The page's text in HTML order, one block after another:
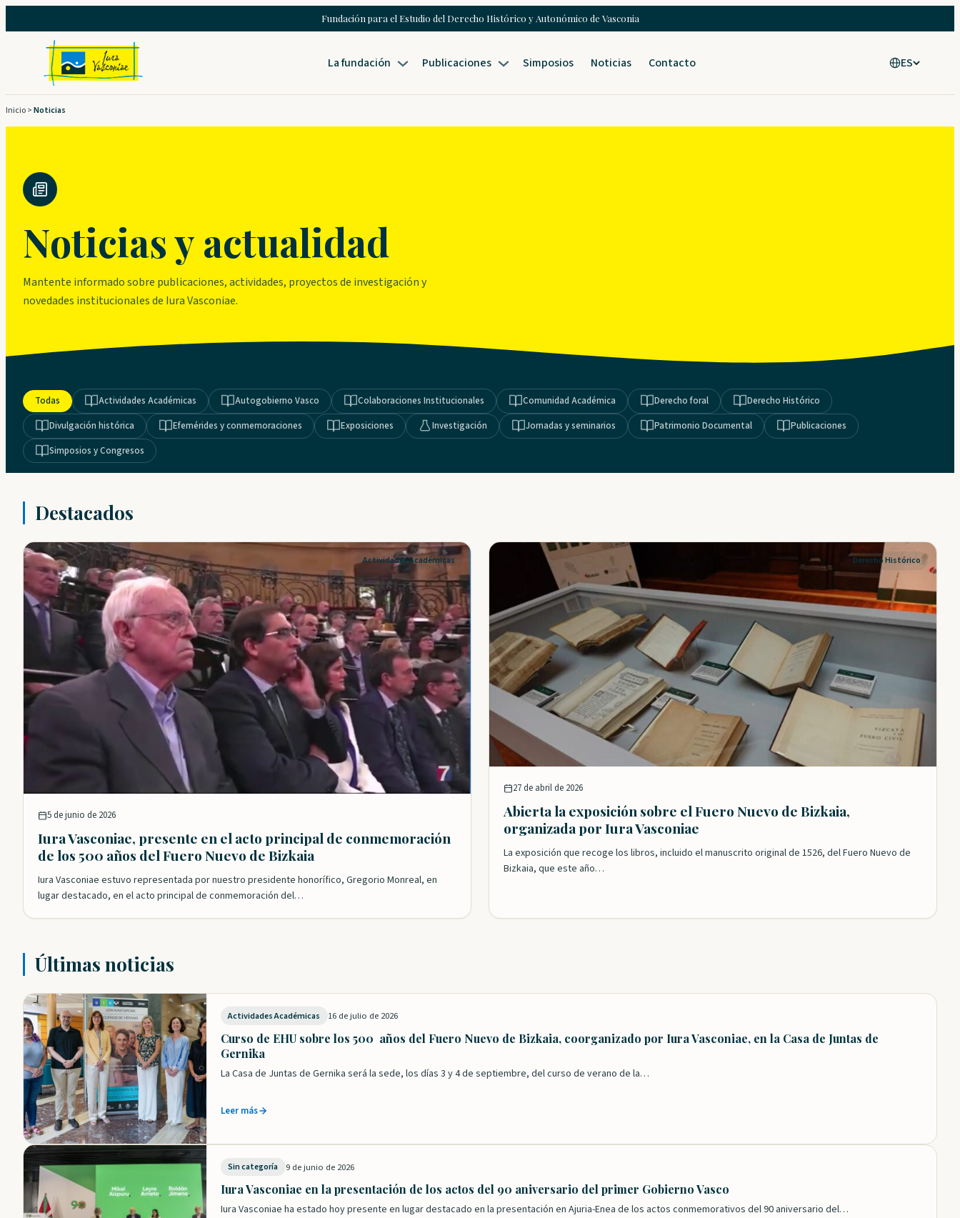
al
contenido
Fundación para el Estudio del Derecho Histórico y Autonómico de Vasconia
La fundación Publicaciones Simposios Noticias Contacto ES
Inicio>Noticias
Noticias y actualidad
Mantente informado sobre publicaciones, actividades, proyectos de investigación y
novedades institucionales de Iura Vasconiae.
Todas Actividades Académicas Autogobierno Vasco Colaboraciones Institucionales Comunidad Académica Derecho foral
Derecho Histórico
Divulgación histórica
Efemérides y conmemoraciones Exposiciones Investigación Jornadas y seminarios Patrimonio Documental
Publicaciones
Simposios y Congresos
Destacados
Actividades Académicas
5 de junio de 2026
Iura Vasconiae, presente en el acto principal de conmemoración
de los 500 años del Fuero Nuevo de Bizkaia
Iura Vasconiae estuvo representada por nuestro presidente honorífico, Gregorio Monreal, en
lugar destacado, en el acto principal de conmemoración del…
Derecho Histórico
27 de abril de 2026
Abierta la exposición sobre el Fuero Nuevo de Bizkaia,
organizada por Iura Vasconiae
La exposición que recoge los libros, incluido el manuscrito original de 1526, del Fuero Nuevo de
Bizkaia, que este año…
Últimas noticias
Actividades Académicas 16 de julio de 2026
Curso de EHU sobre los 500 años del Fuero Nuevo de Bizkaia, coorganizado por Iura Vasconiae, en la Casa de Juntas de
Gernika
La Casa de Juntas de Gernika será la sede, los días 3 y 4 de septiembre, del curso de verano de la…
Leer más
Sin categoría 9 de junio de 2026
Iura Vasconiae en la presentación de los actos del 90 aniversario del primer Gobierno Vasco
Iura Vasconiae ha estado hoy presente en lugar destacado en la presentación en Ajuria-Enea de los actos conmemorativos del 90 aniversario del…